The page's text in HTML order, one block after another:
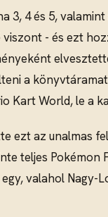
4 és 5,
- és ezt
a
Kart World, le a
ezt az unalmas
teljes Pokémon
valahol